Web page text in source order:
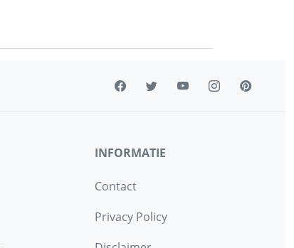
INFORMATIE
Contact
Privacy Policy